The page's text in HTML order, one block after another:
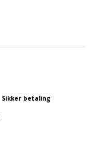
Sikker betaling